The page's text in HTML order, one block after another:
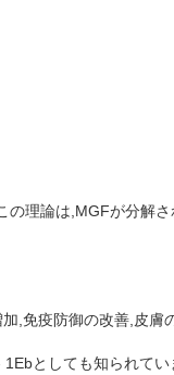
理論は,MGFが分解
,免疫防御の改善,皮膚
としても知られて